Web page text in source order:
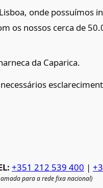
onde possuímos
os nossos cerca de
da Caparica.
+351 212 539 400 |
para a rede fixa nacional)